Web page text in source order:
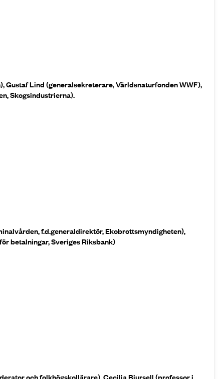
Gustaf Lind (generalsekreterare, Världsnaturfonden WWF),
Skogsindustrierna).
f.d.generaldirektör, Ekobrottsmyndigheten),
betalningar, Sveriges Riksbank)
och folkhögskollärare), Cecilia Bjursell (professor i